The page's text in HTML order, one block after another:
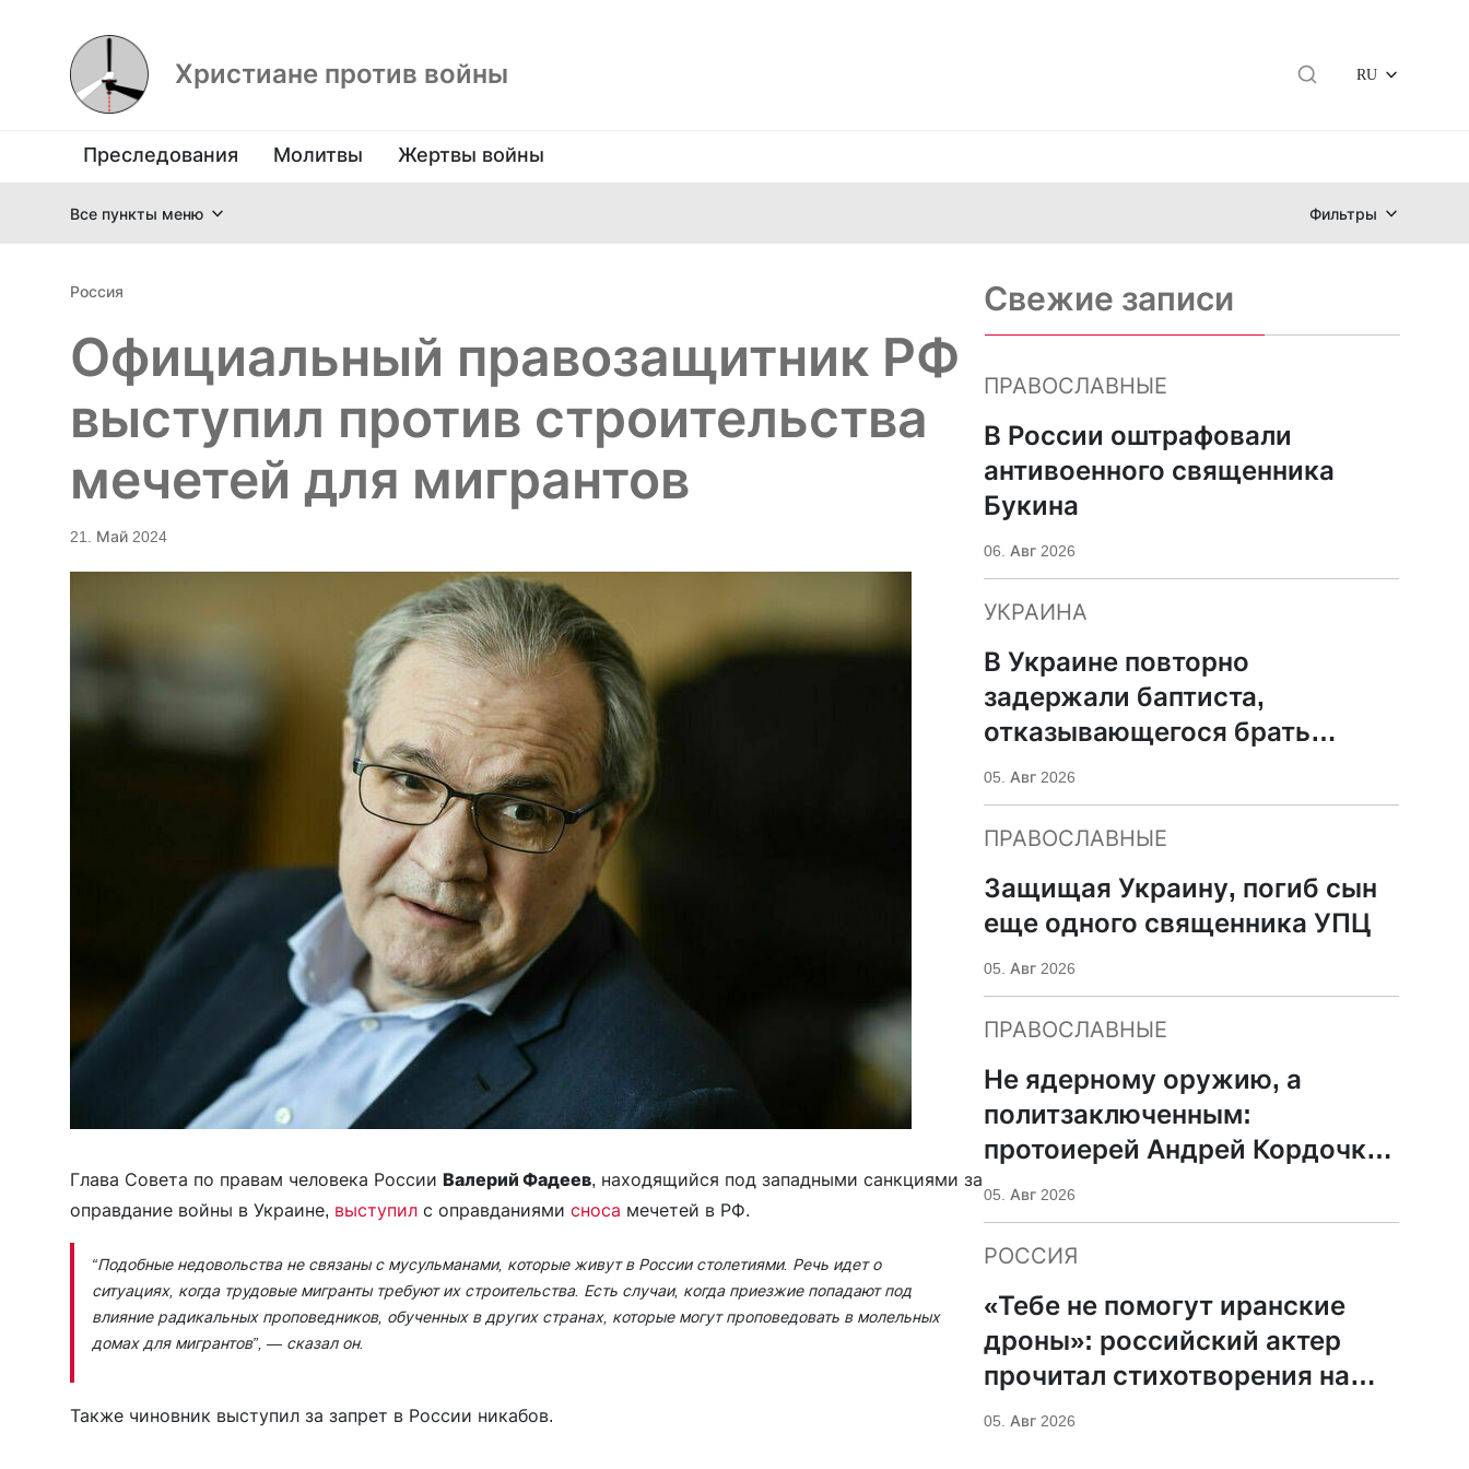
Христиане против войны RU
Преследования Молитвы Жертвы войны
Все пункты меню Фильтры
Россия
Официальный правозащитник РФ
выступил против строительства
мечетей для мигрантов
21. Май 2024
Глава Совета по правам человека России Валерий Фадеев, находящийся под западными санкциями за
оправдание войны в Украине, выступил с оправданиями сноса мечетей в РФ.
“Подобные недовольства не связаны с мусульманами, которые живут в России столетиями. Речь идет о
ситуациях, когда трудовые мигранты требуют их строительства. Есть случаи, когда приезжие попадают под
влияние радикальных проповедников, обученных в других странах, которые могут проповедовать в молельных
домах для мигрантов”, — сказал он.
Также чиновник выступил за запрет в России никабов.
Свежие записи
ПРАВОСЛАВНЫЕ
В России оштрафовали
антивоенного священника
Букина
06. Авг 2026
УКРАИНА
В Украине повторно
задержали баптиста,
отказывающегося брать
оружие
05. Авг 2026
ПРАВОСЛАВНЫЕ
Защищая Украину, погиб сын
еще одного священника УПЦ
05. Авг 2026
ПРАВОСЛАВНЫЕ
Не ядерному оружию, а
политзаключенным:
протоиерей Андрей Кордочкин
предложил иное
покровительство для
Серафима Саровского
05. Авг 2026
РОССИЯ
«Тебе не помогут иранские
дроны»: российский актер
прочитал стихотворения на
фоне храмов РПЦ
05. Авг 2026